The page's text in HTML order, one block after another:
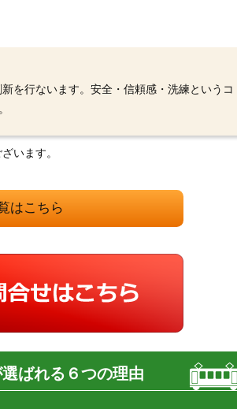
を行ないます。安全・信頼感・洗練というコ
います。
はこちら
ばれる６つの理由